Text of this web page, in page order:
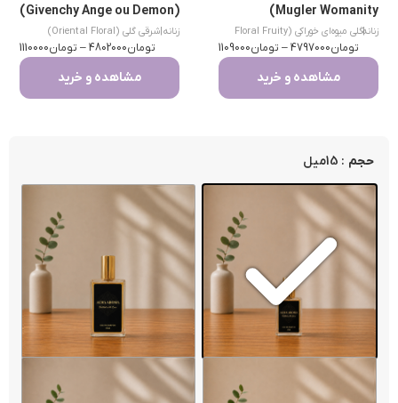
Mugler Womanity)
زنانه
|
گلی میوه‌ای خوراکی (Floral Fruity
Gourmand)
تومان4797000
– تومان1109000
مشاهده و خرید
(Givenchy Ange ou Demon)
زنانه|شرقی گلی (Oriental Floral)
تومان4802000
– تومان1110000
مشاهده و خرید
حجم : 15میل